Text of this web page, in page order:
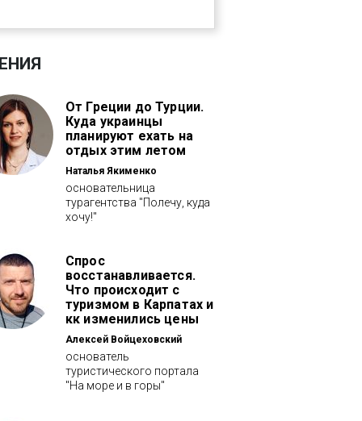
От Греции до Турции.
Куда украинцы
планируют ехать на
отдых этим летом
Наталья Якименко
основательница
турагентства "Полечу, куда
хочу!"
Спрос
восстанавливается.
Что происходит с
туризмом в Карпатах и
кк изменились цены
Алексей Войцеховский
основатель
туристического портала
"На море и в горы"